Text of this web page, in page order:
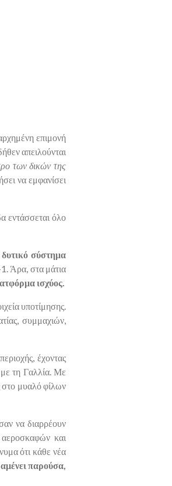
επιμονή
απειλούνται
των δικών της
να εμφανίσει
εντάσσεται όλο
δυτικό σύστημα
Άρα, στα μάτια
ισχύος.
υποτίμησης.
συμμαχιών,
έχοντας
τη Γαλλία. Με
στο μυαλό φίλων
να διαρρέουν
και
ότι κάθε νέα
παρούσα,